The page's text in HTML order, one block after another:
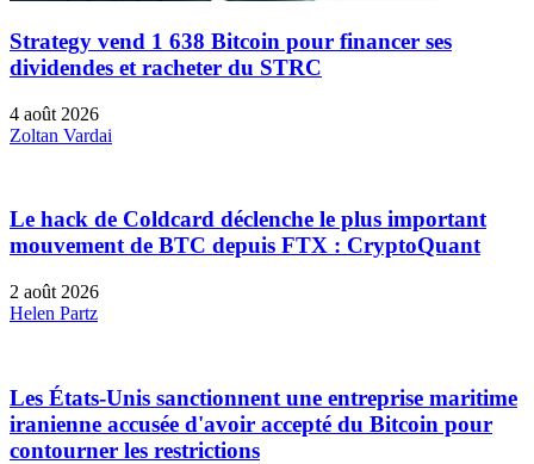
Strategy vend 1 638 Bitcoin pour financer ses
dividendes et racheter du STRC
4 août 2026
Zoltan Vardai
Le hack de Coldcard déclenche le plus important
mouvement de BTC depuis FTX : CryptoQuant
2 août 2026
Helen Partz
Les États-Unis sanctionnent une entreprise maritime
iranienne accusée d'avoir accepté du Bitcoin pour
contourner les restrictions